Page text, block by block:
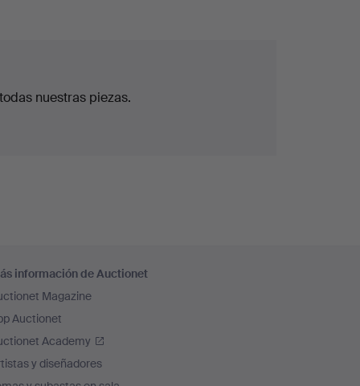
nuestras piezas.
información de Auctionet
Magazine
Auctionet
Academy
y diseñadores